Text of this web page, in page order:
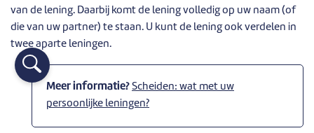
van de lening. Daarbij komt de lening volledig op uw naam (of
die van uw partner) te staan. U kunt de lening ook verdelen in
twee aparte leningen.
Meer informatie? Scheiden: wat met uw
persoonlijke leningen?